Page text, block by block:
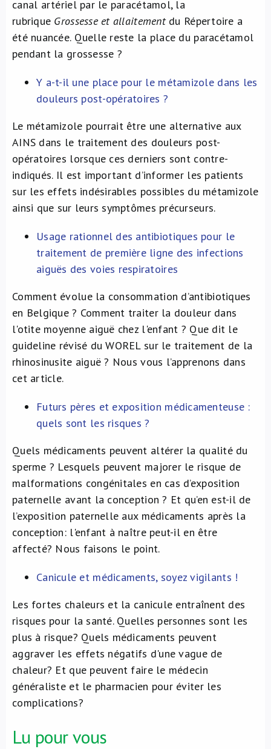
canal artériel par le paracétamol, la
rubrique Grossesse et allaitementdu Répertoire a
été nuancée. Quelle reste la place du paracétamol
pendant la grossesse ?
Y a-t-il une place pour le métamizole dans les
douleurs post-opératoires ?
Le métamizole pourrait être une alternative aux
AINS dans le traitement des douleurs post-
opératoires lorsque ces derniers sont contre-
indiqués. Il est important d’informer les patients
sur les effets indésirables possibles du métamizole
ainsi que sur leurs symptômes précurseurs.
Usage rationnel des antibiotiques pour le
traitement de première ligne des infections
aiguës des voies respiratoires
Comment évolue la consommation d’antibiotiques
en Belgique ? Comment traiter la douleur dans
l'otite moyenne aiguë chez l'enfant ? Que dit le
guideline révisé du WOREL sur le traitement de la
rhinosinusite aiguë ? Nous vous l’apprenons dans
cet article.
Futurs pères et exposition médicamenteuse :
quels sont les risques ?
Quels médicaments peuvent altérer la qualité du
sperme ? Lesquels peuvent majorer le risque de
malformations congénitales en cas d’exposition
paternelle avant la conception ? Et qu’en est-il de
l’exposition paternelle aux médicaments après la
conception: l'enfant à naître peut-il en être
affecté? Nous faisons le point.
Canicule et médicaments, soyez vigilants !
Les fortes chaleurs et la canicule entraînent des
risques pour la santé. Quelles personnes sont les
plus à risque? Quels médicaments peuvent
aggraver les effets négatifs d'une vague de
chaleur? Et que peuvent faire le médecin
généraliste et le pharmacien pour éviter les
complications?
Lu pour vous